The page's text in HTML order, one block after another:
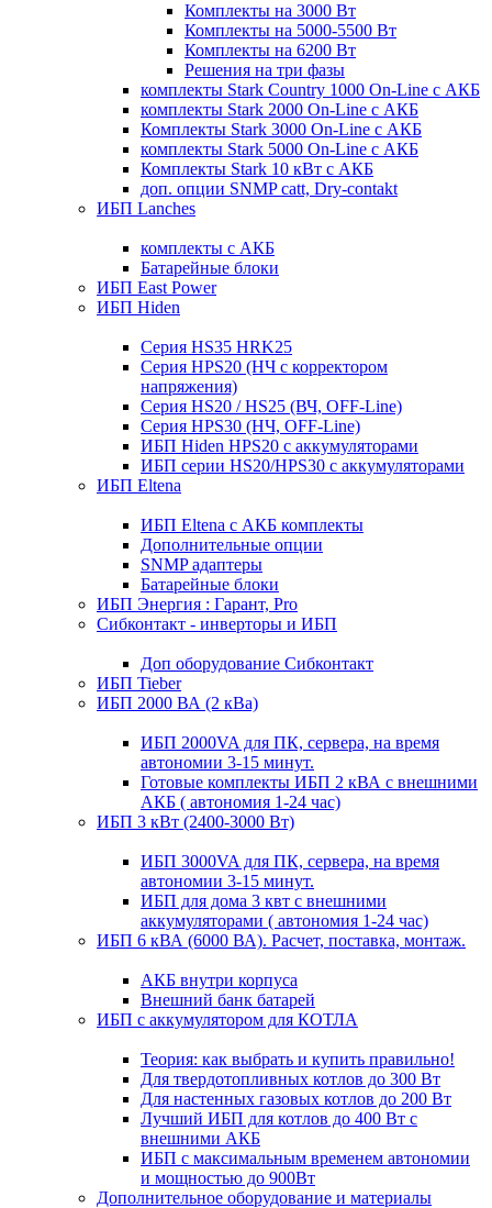
Комплекты на 3000 Вт
Комплекты на 5000-5500 Вт
Комплекты на 6200 Вт
Решения на три фазы
комплекты Stark Country 1000 On-Line с АКБ
комплекты Stark 2000 On-Line с АКБ
Комплекты Stark 3000 On-Line с АКБ
комплекты Stark 5000 On-Line с АКБ
Комплекты Stark 10 кВт с АКБ
доп. опции SNMP catt, Dry-contakt
ИБП Lanches
комплекты с АКБ
Батарейные блоки
ИБП East Power
ИБП Hiden
Серия HS35 HRK25
Серия HPS20 (НЧ с корректором
напряжения)
Серия HS20 / HS25 (ВЧ, OFF-Line)
Серия HPS30 (НЧ, OFF-Line)
ИБП Hiden HPS20 с аккумуляторами
ИБП серии HS20/HPS30 с аккумуляторами
ИБП Eltena
ИБП Eltena с АКБ комплекты
Дополнительные опции
SNMP адаптеры
Батарейные блоки
ИБП Энергия : Гарант, Pro
Сибконтакт - инверторы и ИБП
Доп оборудование Сибконтакт
ИБП Tieber
ИБП 2000 ВА (2 кВа)
ИБП 2000VA для ПК, сервера, на время
автономии 3-15 минут.
Готовые комплекты ИБП 2 кВА с внешними
АКБ ( автономия 1-24 час)
ИБП 3 кВт (2400-3000 Вт)
ИБП 3000VA для ПК, сервера, на время
автономии 3-15 минут.
ИБП для дома 3 квт с внешними
аккумуляторами ( автономия 1-24 час)
ИБП 6 кВА (6000 ВА). Расчет, поставка, монтаж.
АКБ внутри корпуса
Внешний банк батарей
ИБП с аккумулятором для КОТЛА
Теория: как выбрать и купить правильно!
Для твердотопливных котлов до 300 Вт
Для настенных газовых котлов до 200 Вт
Лучший ИБП для котлов до 400 Вт с
внешними АКБ
ИБП с максимальным временем автономии
и мощностью до 900Вт
Дополнительное оборудование и материалы